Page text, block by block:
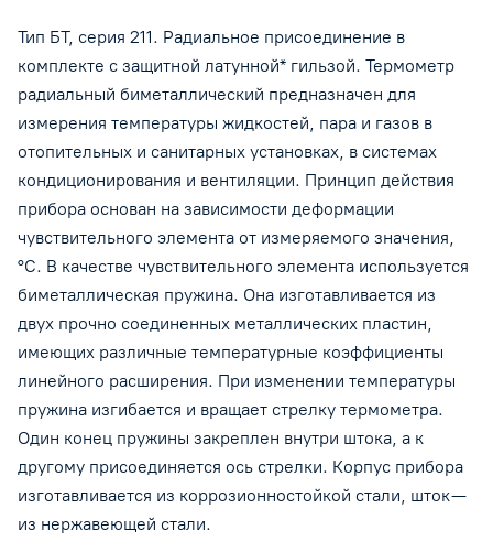
Тип БТ, серия 211. Радиальное присоединение в
комплекте с защитной латунной* гильзой. Термометр
радиальный биметаллический предназначен для
измерения температуры жидкостей, пара и газов в
отопительных и санитарных установках, в системах
кондиционирования и вентиляции. Принцип действия
прибора основан на зависимости деформации
чувствительного элемента от измеряемого значения,
°C. В качестве чувствительного элемента используется
биметаллическая пружина. Она изготавливается из
двух прочно соединенных металлических пластин,
имеющих различные температурные коэффициенты
линейного расширения. При изменении температуры
пружина изгибается и вращает стрелку термометра.
Один конец пружины закреплен внутри штока, а к
другому присоединяется ось стрелки. Корпус прибора
изготавливается из коррозионностойкой стали, шток —
из нержавеющей стали.